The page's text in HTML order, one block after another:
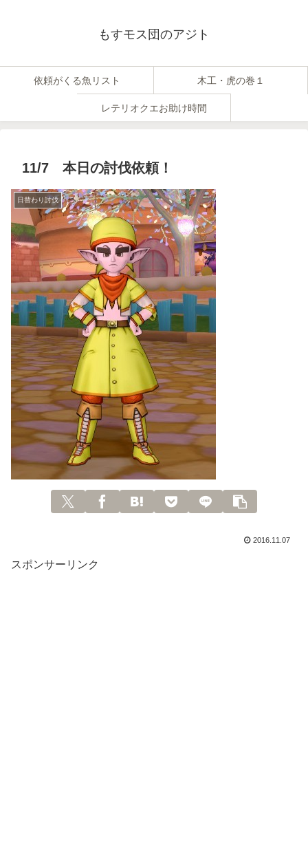
もすモス団のアジト
依頼がくる魚リスト 木工・虎の巻１
レテリオクエお助け時間
11/7 本日の討伐依頼！
日替わり討伐
2016.11.07
スポンサーリンク